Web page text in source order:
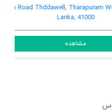
Station Road Thddawell,
Lanka,